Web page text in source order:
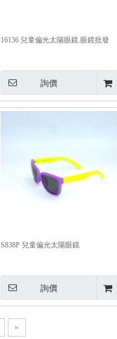
16136 兒童偏光太陽眼鏡.眼鏡批發
詢價
S838P 兒童偏光太陽眼鏡
詢價
»